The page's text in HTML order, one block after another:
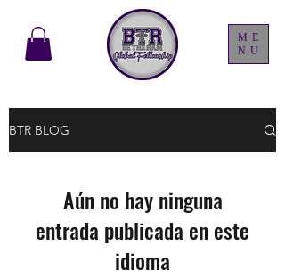
ME
NU
BTR BLOG
Aún no hay ninguna
entrada publicada en este
idioma